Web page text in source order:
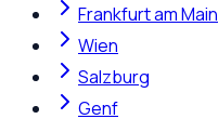
Frankfurt am Main
Wien
Salzburg
Genf